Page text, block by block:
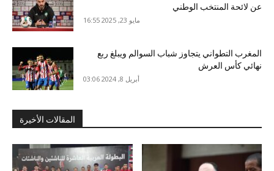
عن لائحة المنتخب الوطني
مايو 23, 2025 16:55
المغرب التطواني يتجاوز شباب السوالم ويبلغ ربع
نهائي كأس العرش
أبريل 8, 2024 03:06
المقالات الأخيرة